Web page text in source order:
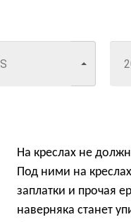
На креслах не
Под ними на
заплатки и прочая
наверняка станет